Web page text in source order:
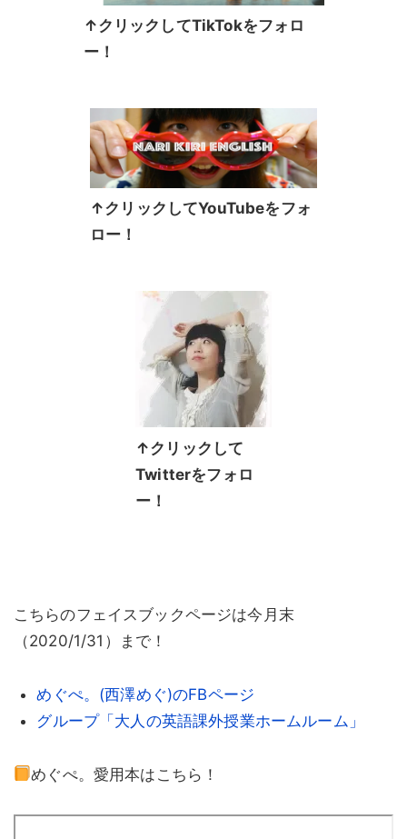
↑クリックしてTikTokをフォロ
ー！
↑クリックしてYouTubeをフォ
ロー！
↑クリックして
Twitterをフォロ
ー！
こちらのフェイスブックページは今月末
（2020/1/31）まで！
めぐぺ。 (西澤めぐ)のFBページ
グループ「大人の英語課外授業ホームルーム」
めぐぺ。愛用本はこちら！